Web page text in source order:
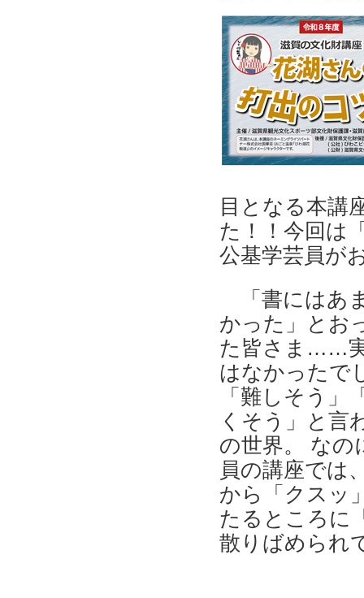
目となる本講
た！！今回は
公基学芸員が
「書にはあ
かった」とお
た皆さま……
はなかったで
「難しそう」
くそう」と言
の世界。 なの
員の講座では
から「クスッ
たるところに
散りばめられ